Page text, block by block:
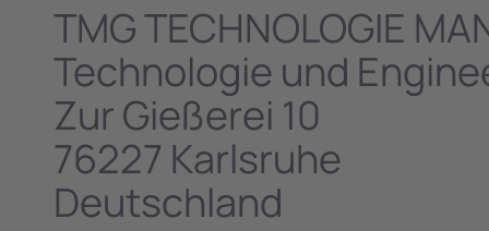
TMG TECHNOLOGIE
Technologie und
Zur Gießerei 10
76227 Karlsruhe
Deutschland